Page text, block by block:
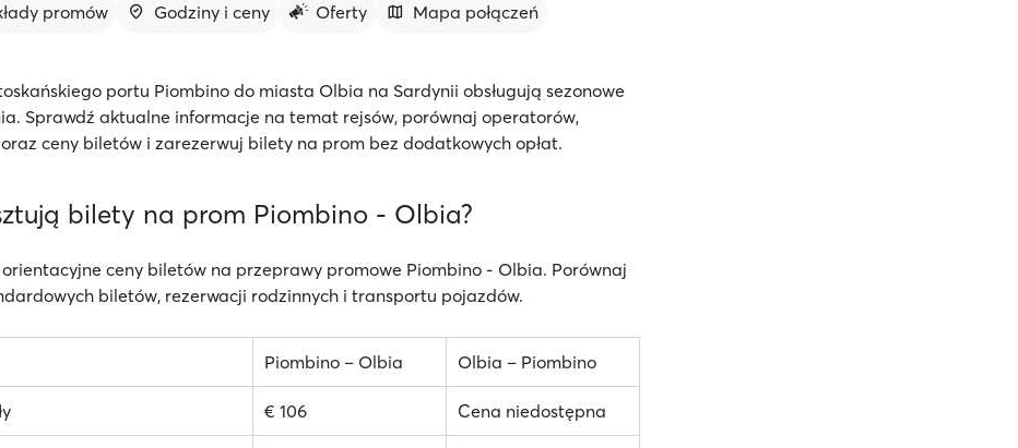
promów Godziny i ceny Oferty Mapa połączeń
portu Piombino do miasta Olbia na Sardynii obsługują sezonowe
Sprawdź aktualne informacje na temat rejsów, porównaj operatorów,
oraz ceny biletów i zarezerwuj bilety na prom bez dodatkowych opłat.
bilety na prom Piombino - Olbia?
ceny biletów na przeprawy promowe Piombino - Olbia. Porównaj
biletów, rezerwacji rodzinnych i transportu pojazdów.
Piombino – Olbia Olbia – Piombino
€ 106 Cena niedostępna